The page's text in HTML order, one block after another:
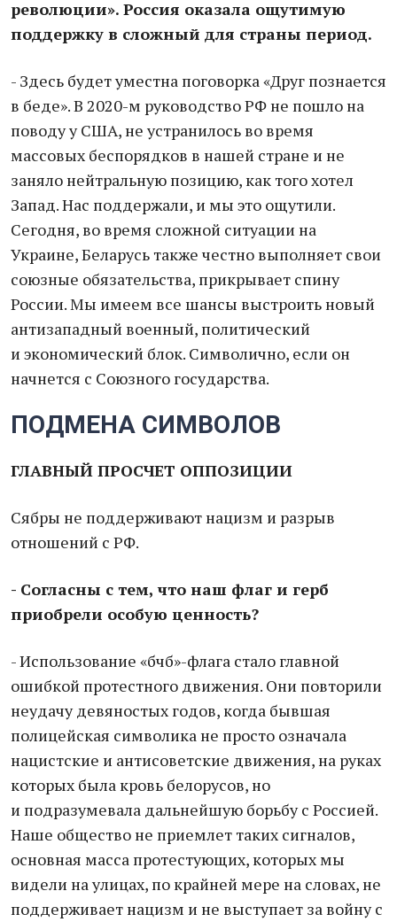
революции». Россия оказала ощутимую
поддержку в сложный для страны период.
- Здесь будет уместна поговорка «Друг познается
в беде». В 2020-м руководство РФ не пошло на
поводу у США, не устранилось во время
массовых беспорядков в нашей стране и не
заняло нейтральную позицию, как того хотел
Запад. Нас поддержали, и мы это ощутили.
Сегодня, во время сложной ситуации на
Украине, Беларусь также честно выполняет свои
союзные обязательства, прикрывает спину
России. Мы имеем все шансы выстроить новый
антизападный военный, политический
и экономический блок. Символично, если он
начнется с Союзного государства.
ПОДМЕНА СИМВОЛОВ
ГЛАВНЫЙ ПРОСЧЕТ ОППОЗИЦИИ
Сябры не поддерживают нацизм и разрыв
отношений с РФ.
- Согласны с тем, что наш флаг и герб
приобрели особую ценность?
- Использование «бчб»-флага стало главной
ошибкой протестного движения. Они повторили
неудачу девяностых годов, когда бывшая
полицейская символика не просто означала
нацистские и антисоветские движения, на руках
которых была кровь белорусов, но
и подразумевала дальнейшую борьбу с Россией.
Наше общество не приемлет таких сигналов,
основная масса протестующих, которых мы
видели на улицах, по крайней мере на словах, не
поддерживает нацизм и не выступает за войну с